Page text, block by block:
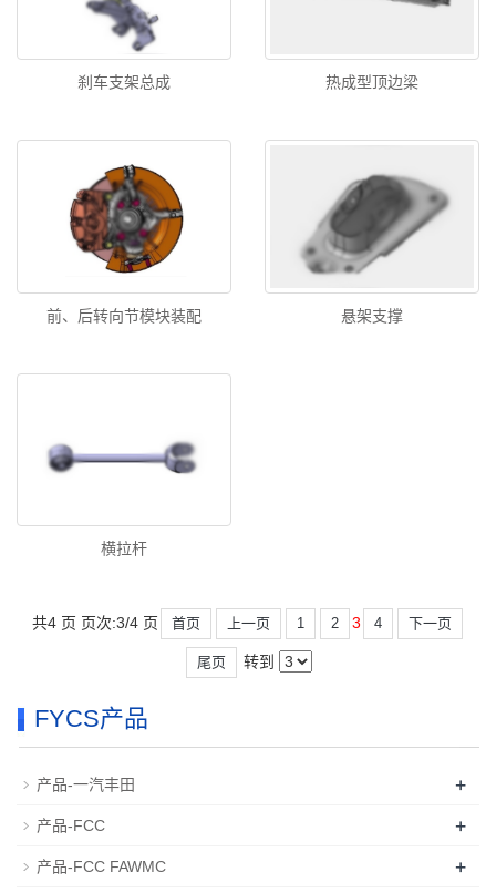
刹车支架总成 热成型顶边梁
前、后转向节模块装配 悬架支撑
横拉杆
共4 页 页次:3/4 页 首页 上一页 1 2 3 4 下一页
尾页 转到
FYCS产品
产品-一汽丰田 +
产品-FCC +
产品-FCC FAWMC +